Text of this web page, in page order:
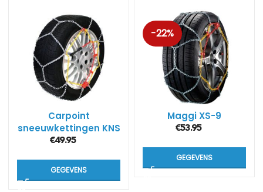
Carpoint
sneeuwkettingen KNS
(9mm)
€49.95
GEGEVENS
-22%
Maggi XS-9
€53.95
GEGEVENS